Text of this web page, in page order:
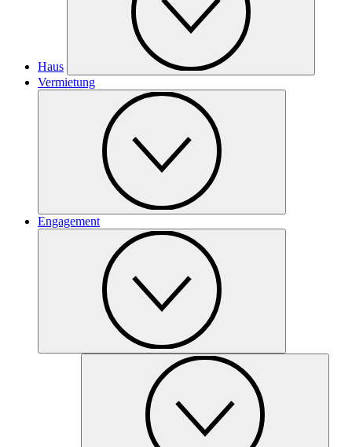
Haus
Vermietung
Engagement